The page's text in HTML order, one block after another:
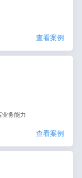
查看案例
业务能力
查看案例